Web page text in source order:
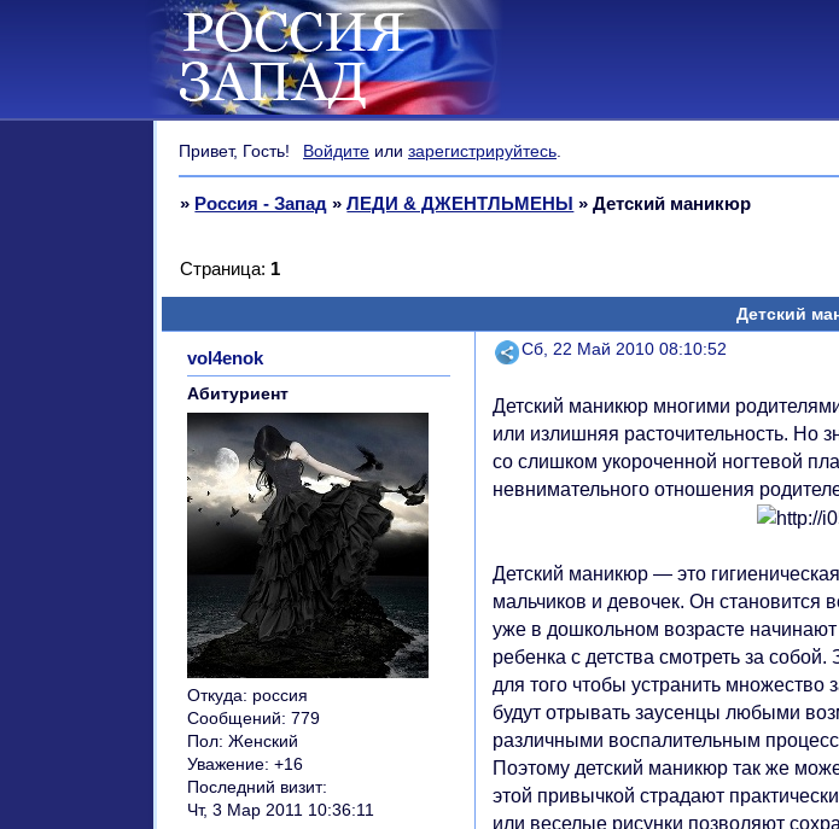
Привет, Гость! Войдите илизарегистрируйтесь.
» Россия - Запад »ЛЕДИ & ДЖЕНТЛЬМЕНЫ »Детский маникюр
Детский
Страница: 1
Поделиться
Сб, 22 Май 2010 08:10:52
vol4enok
Абитуриент
Откуда: россия
Сообщений: 779
Пол: Женский
Уважение: +16
Последний визит:
Чт, 3 Мар 2011 10:36:11
Детский маникюр многими
или излишняя расточительность. Но
со слишком укороченной ногтевой
невнимательного отношения
Детский маникюр — это
мальчиков и девочек. Он становится
уже в дошкольном возрасте начинают
ребенка с детства смотреть за
для того чтобы устранить множество
будут отрывать заусенцы любыми
различными воспалительным
Поэтому детский маникюр так же
этой привычкой страдают
или веселые рисунки позволяют